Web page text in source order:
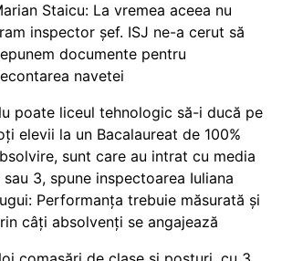
Staicu: La vremea aceea nu
inspector șef. ISJ ne-a cerut să
documente pentru
navetei
poate liceul tehnologic să-i ducă pe
elevii la un Bacalaureat de 100%
sunt care au intrat cu media
sau 3, spune inspectoarea Iuliana
Performanța trebuie măsurată și
câți absolvenți se angajează